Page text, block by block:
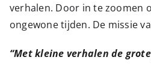
verhalen. Door in te zoomen
ongewone tijden. De missie
“Met kleine verhalen de